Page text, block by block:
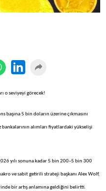
o seviyeyi görecek!
başına 5 bin doların üzerine çıkmasını
alımları fiyatlardaki yükselişi
yılı sonuna kadar 5 bin 200–5 bin 300
ve sabit getirili strateji başkanı Alex Wolf,
bir artış anlamına geldiğini belirtti.